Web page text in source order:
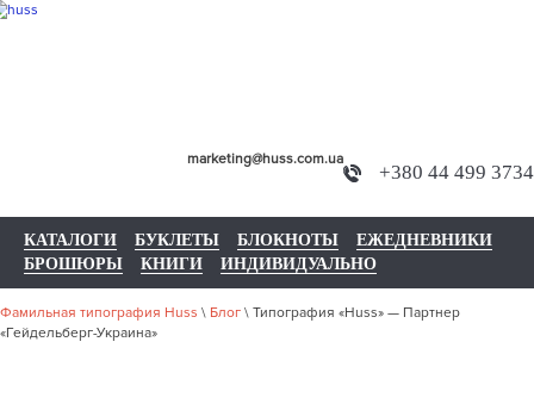
+380 44 499 3734
marketing@huss.com.ua
КАТАЛОГИ БУКЛЕТЫ БЛОКНОТЫ
ЕЖЕДНЕВНИКИ
БРОШЮРЫ
КНИГИ ИНДИВИДУАЛЬНО
Фамильная типография Huss \ Блог \ Типография «Huss» — Партнер
«Гейдельберг-Украина»